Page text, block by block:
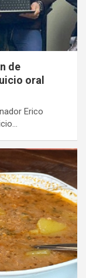
de
oral
Erico